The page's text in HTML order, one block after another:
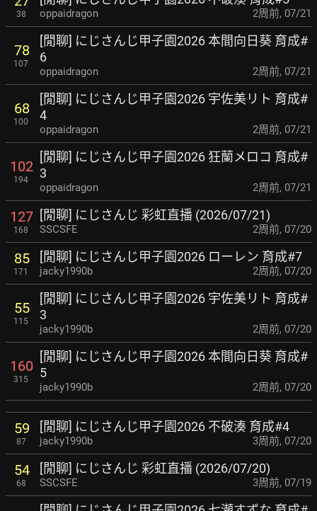
38 oppaidragon 2周前, 07/21
78
107
[閒聊] にじさんじ甲子園2026 本間向日葵 育成#
6
oppaidragon 2周前, 07/21
68
100
[閒聊] にじさんじ甲子園2026 宇佐美リト 育成#
4
oppaidragon 2周前, 07/21
102
194
[閒聊] にじさんじ甲子園2026 狂蘭メロコ 育成#
3
oppaidragon 2周前, 07/21
127
168
[閒聊] にじさんじ 彩虹直播 (2026/07/21)
SSCSFE 2周前, 07/20
85
171
[閒聊] にじさんじ甲子園2026 ローレン 育成#7
jacky1990b 2周前, 07/20
55
115
[閒聊] にじさんじ甲子園2026 宇佐美リト 育成#
3
jacky1990b 2周前, 07/20
160
315
[閒聊] にじさんじ甲子園2026 本間向日葵 育成#
5
jacky1990b 2周前, 07/20
59
87
[閒聊] にじさんじ甲子園2026 不破湊 育成#4
jacky1990b 3周前, 07/20
54
68
[閒聊] にじさんじ 彩虹直播 (2026/07/20)
SSCSFE 3周前, 07/19